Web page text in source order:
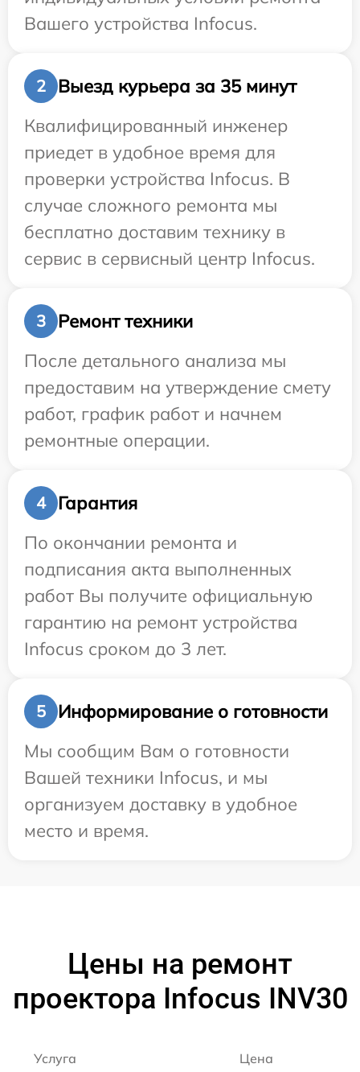
Вашего устройства Infocus.
2
Выезд курьера за 35 минут
Квалифицированный инженер
приедет в удобное время для
проверки устройства Infocus. В
случае сложного ремонта мы
бесплатно доставим технику в
сервис в сервисный центр Infocus.
3
Ремонт техники
После детального анализа мы
предоставим на утверждение смету
работ, график работ и начнем
ремонтные операции.
4
Гарантия
По окончании ремонта и
подписания акта выполненных
работ Вы получите официальную
гарантию на ремонт устройства
Infocus сроком до 3 лет.
5
Информирование о готовности
Мы сообщим Вам о готовности
Вашей техники Infocus, и мы
организуем доставку в удобное
место и время.
Цены на ремонт
проектора Infocus INV30
Услуга Цена